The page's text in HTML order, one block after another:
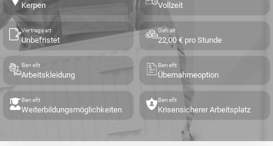
Kerpen Vollzeit
Vertragsart
Unbefristet
Gehalt
22,00 € pro Stunde
Benefit
Arbeitskleidung
Benefit
Übernahmeoption
Benefit
Weiterbildungsmöglichkeiten
Benefit
Krisensicherer Arbeitsplatz